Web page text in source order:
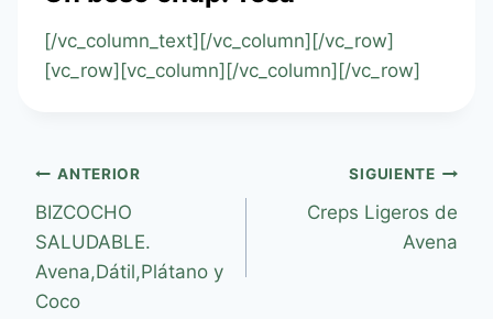
[/vc_column_text][/vc_column][/vc_row]
[vc_row][vc_column][/vc_column][/vc_row]
ANTERIOR
BIZCOCHO
SALUDABLE.
Avena,Dátil,Plátano y
Coco
SIGUIENTE
Creps Ligeros de
Avena